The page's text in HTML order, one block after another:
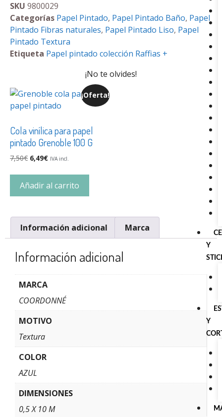
Y
Y
SKU 9800029
Categorías Papel Pintado, Papel Pintado Baño, Papel
Pintado Fibras naturales, Papel Pintado Liso, Papel
Pintado Textura
Etiqueta Papel pintado colección Raffias +
¡No te olvides!
¡Oferta!
Cola vinílica para papel
pintado Grenoble 100 G
7,50€ 6,49€ IVA incl.
Añadir al carrito
Información adicional Marca
Información adicional
MARCA
COORDONNÉ
MOTIVO
Textura
COLOR
AZUL
DIMENSIONES
0,5 X 10 M